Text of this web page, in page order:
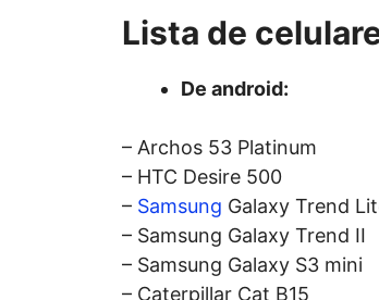
Lista de
De android:
– Archos 53 Platinum
– HTC Desire 500
– Samsung Galaxy Trend
– Samsung Galaxy Trend II
– Samsung Galaxy S3 mini
– Caterpillar Cat B15